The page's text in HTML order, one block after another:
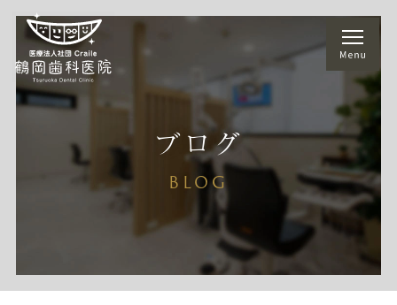
ブログ
BLOG